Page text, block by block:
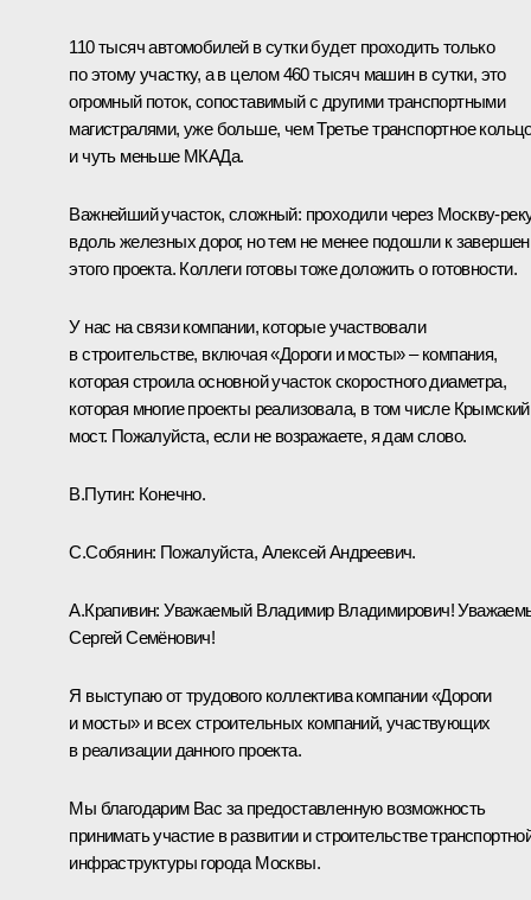
110 тысяч автомобилей в сутки будет проходить только
по этому участку, а в целом 460 тысяч машин в сутки, это
огромный поток, сопоставимый с другими транспортными
магистралями, уже больше, чем Третье транспортное
и чуть меньше МКАДа.
Важнейший участок, сложный: проходили через Москву-
вдоль железных дорог, но тем не менее подошли к
этого проекта. Коллеги готовы тоже доложить о готовности.
У нас на связи компании, которые участвовали
в строительстве, включая «Дороги и мосты» – компания,
которая строила основной участок скоростного диаметра,
которая многие проекты реализовала, в том числе Крымский
мост. Пожалуйста, если не возражаете, я дам слово.
В.Путин: Конечно.
С.Собянин: Пожалуйста, Алексей Андреевич.
А.Крапивин: Уважаемый Владимир Владимирович!
Сергей Семёнович!
Я выступаю от трудового коллектива компании «Дороги
и мосты» и всех строительных компаний, участвующих
в реализации данного проекта.
Мы благодарим Вас за предоставленную возможность
принимать участие в развитии и строительстве
инфраструктуры города Москвы.